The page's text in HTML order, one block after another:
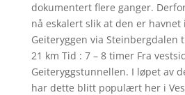
dokumentert flere ganger.
nå eskalert slik at den er havnet
Geiteryggen via Steinbergdalen
21 km Tid : 7 – 8 timer Fra
Geiteryggstunnellen. I løpet av
har dette blitt populært her i